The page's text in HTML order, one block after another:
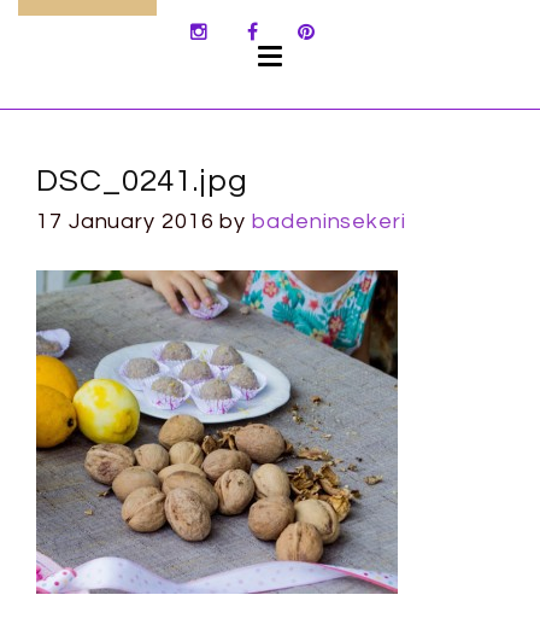
DSC_0241.jpg
17 January 2016 bybadeninsekeri